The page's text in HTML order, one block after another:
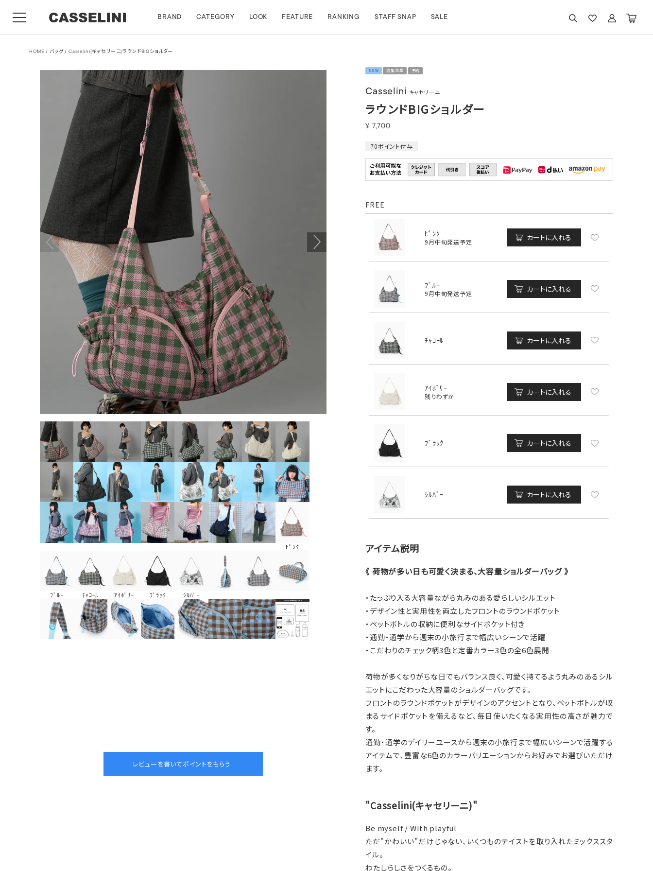
BRAND CATEGORY LOOK FEATURE RANKING STAFF SNAP SALE
HOME バッグ Casselini(キャセリーニ)ラウンドBIGショルダー
ﾋﾟﾝｸ
ﾌﾞﾙｰ ﾁｬｺｰﾙ ｱｲﾎﾞﾘｰ ﾌﾞﾗｯｸ ｼﾙﾊﾞｰ
NEW 追加生産 予約
Casselini キャセリーニ
ラウンドBIGショルダー
¥ 7,700
70ポイント付与
FREE
ﾋﾟﾝｸ
9月中旬発送予定 カートに入れる
ﾌﾞﾙｰ
9月中旬発送予定 カートに入れる
ﾁｬｺｰﾙ カートに入れる
ｱｲﾎﾞﾘｰ
残りわずか カートに入れる
ﾌﾞﾗｯｸ カートに入れる
ｼﾙﾊﾞｰ カートに入れる
アイテム説明
《 荷物が多い日も可愛く決まる、大容量ショルダーバッグ 》
・たっぷり入る大容量ながら丸みのある愛らしいシルエット
・デザイン性と実用性を両立したフロントのラウンドポケット
・ペットボトルの収納に便利なサイドポケット付き
・通勤・通学から週末の小旅行まで幅広いシーンで活躍
・こだわりのチェック柄3色と定番カラー3色の全6色展開
荷物が多くなりがちな日でもバランス良く、可愛く持てるよう丸みのあるシル
エットにこだわった大容量のショルダーバッグです。
フロントのラウンドポケットがデザインのアクセントとなり、ペットボトルが収
まるサイドポケットを備えるなど、毎日使いたくなる実用性の高さが魅力で
す。
通勤・通学のデイリーユースから週末の小旅行まで幅広いシーンで活躍する
アイテムで、豊富な6色のカラーバリエーションからお好みでお選びいただけ
ます。
"Casselini(キャセリーニ)"
Be myself / With playful
ただ"かわいい"だけじゃない、いくつものテイストを取り入れたミックススタ
イル。
わたしらしさをつくるもの。